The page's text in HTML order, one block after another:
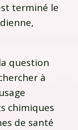
terminé le
question
à
chimiques
de santé